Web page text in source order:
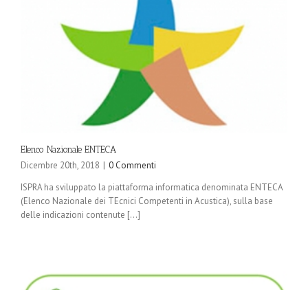
Elenco Nazionale ENTECA
Dicembre 20th, 2018 | 0 Commenti
ISPRA ha sviluppato la piattaforma informatica denominata ENTECA
(Elenco Nazionale dei TEcnici Competenti in Acustica), sulla base
delle indicazioni contenute [...]